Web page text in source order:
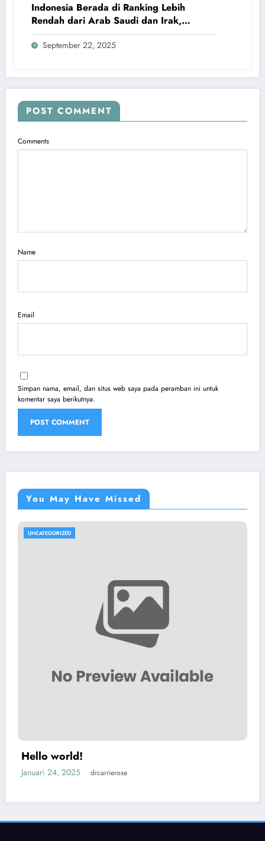
Indonesia Berada di Ranking Lebih
Rendah dari Arab Saudi dan Irak,
Kluivert Tetap Tenang
September 22, 2025
POST COMMENT
Comments
Name
Email
Simpan nama, email, dan situs web saya pada peramban ini untuk
komentar saya berikutnya.
You May Have Missed
UNCATEGORIZED
Hello world!
Januari 24, 2025 drcarrierose